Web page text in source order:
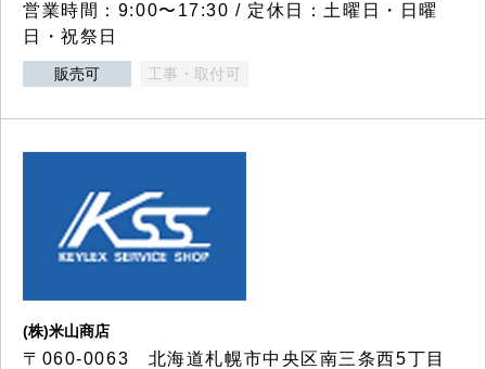
営業時間：9:00〜17:30 / 定休日：土曜日・日曜
日・祝祭日
販売可 工事・取付可
(株)米山商店
〒060-0063 北海道札幌市中央区南三条西5丁目